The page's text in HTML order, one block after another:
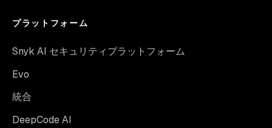
プラットフォーム
Snyk AI セキュリティプラットフォーム
Evo
統合
DeepCode AI